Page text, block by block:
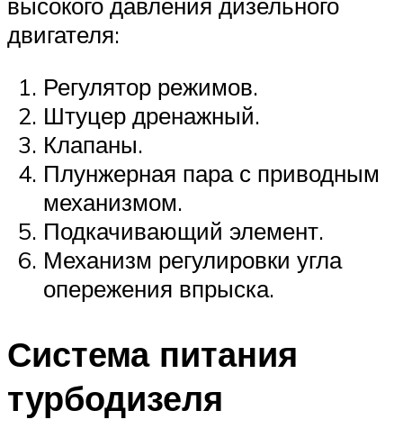
высокого давления дизельного
двигателя:
Регулятор режимов.
Штуцер дренажный.
Клапаны.
Плунжерная пара с приводным
механизмом.
Подкачивающий элемент.
Механизм регулировки угла
опережения впрыска.
Система питания
турбодизеля